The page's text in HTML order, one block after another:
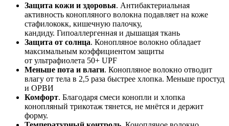
Защита кожи и здоровья. Антибактериальная
активность конопляного волокна подавляет на коже
стафилококк, кишечную палочку,
кандиду. Гипоаллергенная и дышащая ткань
Защита от солнца. Конопляное волокно обладает
максимальным коэффициентом защиты
от ультрафиолета 50+ UPF
Меньше пота и влаги. Конопляное волокно отводит
влагу от тела в 2,5 раза быстрее хлопка. Меньше простуд
и ОРВИ
Комфорт. Благодаря смеси конопли и хлопка
конопляный трикотаж тянется, не мнётся и держит
форму.